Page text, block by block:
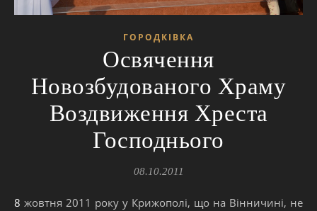
ГОРОДКІВКА
Освячення
Новозбудованого Храму
Воздвиження Хреста
Господнього
08.10.2011
8 жовтня 2011 року у Крижополі, що на Вінничині, не